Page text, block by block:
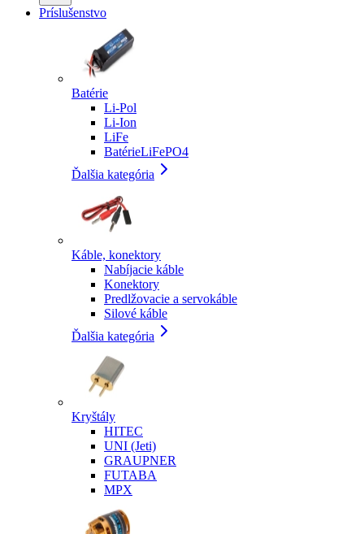
Príslušenstvo
Batérie
Li-Pol
Li-Ion
LiFe
BatérieLiFePO4
Ďalšia kategória
Káble, konektory
Nabíjacie káble
Konektory
Predlžovacie a servokáble
Silové káble
Ďalšia kategória
Kryštály
HITEC
UNI (Jeti)
GRAUPNER
FUTABA
MPX